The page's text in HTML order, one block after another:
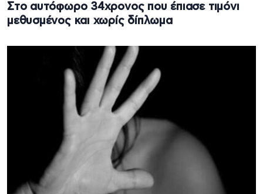
Στο αυτόφωρο 34χρονος που έπιασε τιμόνι
μεθυσμένος και χωρίς δίπλωμα